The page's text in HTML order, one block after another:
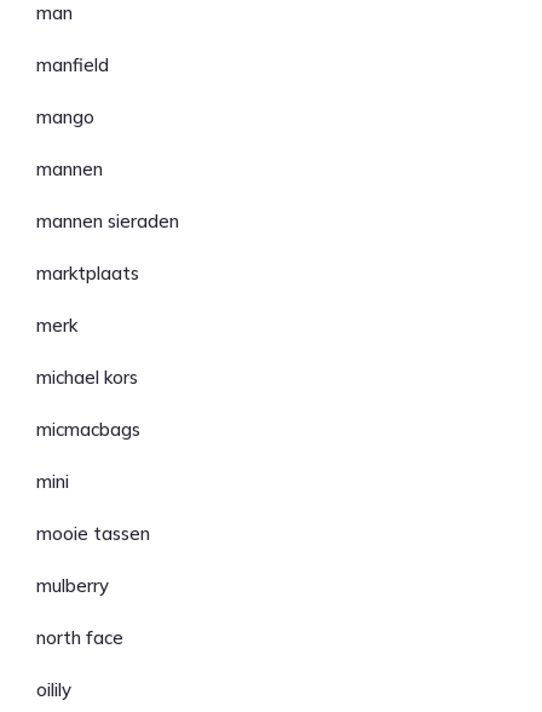
man
manfield
mango
mannen
mannen sieraden
marktplaats
merk
michael kors
micmacbags
mini
mooie tassen
mulberry
north face
oilily